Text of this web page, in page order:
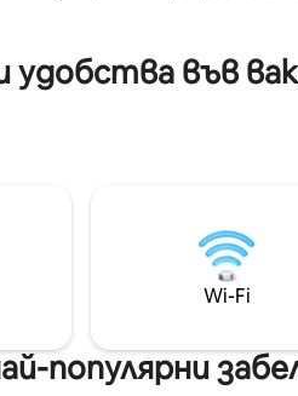
Лайт, с влак
или
с кола -Chat
с кола -
- 25
от частната
невероятно
леката
всичко,
могат да
любимци са
достъп до
удобства във
Wi-Fi
популярни